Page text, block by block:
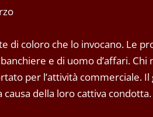
di coloro che lo invocano. Le
e di uomo d’affari. Chi
per l’attività commerciale. Il
della loro cattiva condotta.